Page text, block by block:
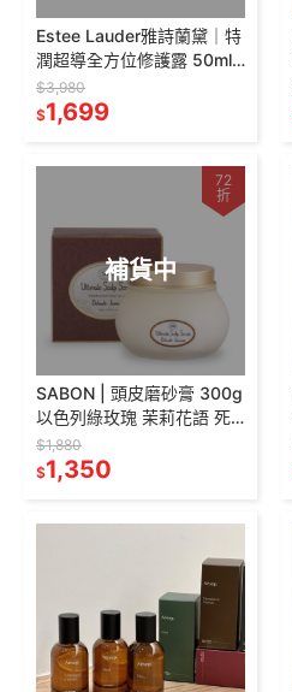
Estee Lauder雅詩蘭黛｜特
潤超導全方位修護露 50ml
(小棕瓶) 保養的法寶🎁
$3,980
$1,699
補貨中
72
折
SABON | 頭皮磨砂膏 300g
以色列綠玫瑰 茉莉花語 死
海鹽頭皮磨砂膏 贈木勺
$1,880
$1,350